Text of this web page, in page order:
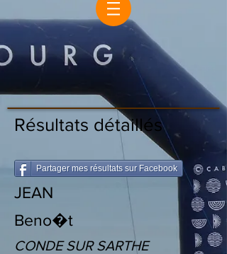
Résultats détaillés
Partager mes résultats sur Facebook
JEAN
Beno�t
CONDE SUR SARTHE